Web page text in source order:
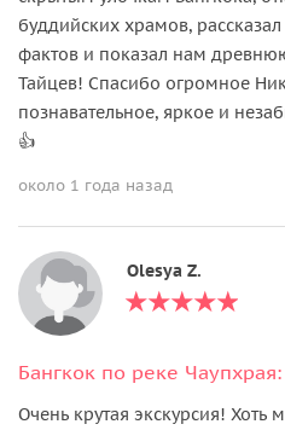
буддийских храмов,
фактов и показал нам
Тайцев! Спасибо огромное
познавательное, яркое и
👍
около 1 года назад
Olesya Z.
Очень крутая экскурсия! Хоть